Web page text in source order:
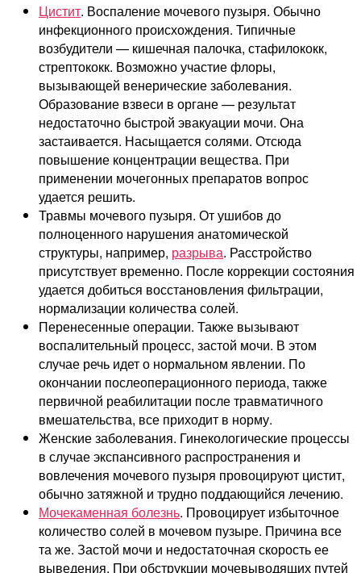
Цистит. Воспаление мочевого пузыря. Обычно
инфекционного происхождения. Типичные
возбудители — кишечная палочка, стафилококк,
стрептококк. Возможно участие флоры,
вызывающей венерические заболевания.
Образование взвеси в органе — результат
недостаточно быстрой эвакуации мочи. Она
застаивается. Насыщается солями. Отсюда
повышение концентрации вещества. При
применении мочегонных препаратов вопрос
удается решить.
Травмы мочевого пузыря. От ушибов до
полноценного нарушения анатомической
структуры, например, разрыва. Расстройство
присутствует временно. После коррекции состояния
удается добиться восстановления фильтрации,
нормализации количества солей.
Перенесенные операции. Также вызывают
воспалительный процесс, застой мочи. В этом
случае речь идет о нормальном явлении. По
окончании послеоперационного периода, также
первичной реабилитации после травматичного
вмешательства, все приходит в норму.
Женские заболевания. Гинекологические процессы
в случае экспансивного распространения и
вовлечения мочевого пузыря провоцируют цистит,
обычно затяжной и трудно поддающийся лечению.
Мочекаменная болезнь. Провоцирует избыточное
количество солей в мочевом пузыре. Причина все
та же. Застой мочи и недостаточная скорость ее
выведения. При обструкции мочевыводящих путей